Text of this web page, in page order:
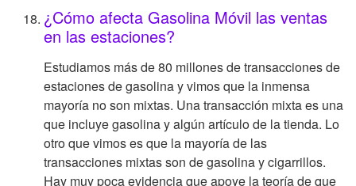
¿Cómo afecta Gasolina Móvil las ventas
en las estaciones?
Estudiamos más de 80 millones de transacciones de
estaciones de gasolina y vimos que la inmensa
mayoría no son mixtas. Una transacción mixta es una
que incluye gasolina y algún artículo de la tienda. Lo
otro que vimos es que la mayoría de las
transacciones mixtas son de gasolina y cigarrillos.
Hay muy poca evidencia que apoye la teoría de que